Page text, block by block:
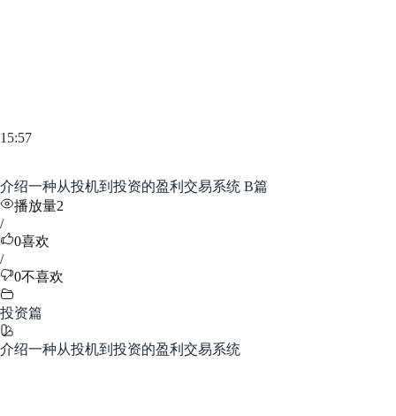
15:57
介绍一种从投机到投资的盈利交易系统 B篇
播放量2
/
0喜欢
/
0不喜欢
投资篇
介绍一种从投机到投资的盈利交易系统